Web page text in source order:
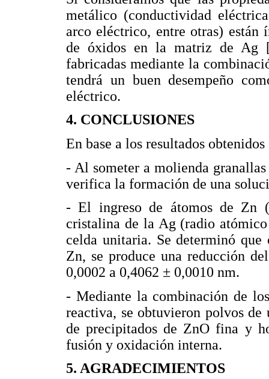
metálico (conductividad
arco eléctrico, entre otras) están
de óxidos en la matriz de Ag
fabricadas mediante la
tendrá un buen desempeño
eléctrico.
4. CONCLUSIONES
En base a los resultados
- Al someter a molienda
verifica la formación de una
- El ingreso de átomos de Zn
cristalina de la Ag (radio
celda unitaria. Se determinó que
Zn, se produce una reducción
0,0002 a 0,4062 ± 0,0010 nm.
- Mediante la combinación de
reactiva, se obtuvieron polvos
de precipitados de ZnO fina y
fusión y oxidación interna.
5. AGRADECIMIENTOS